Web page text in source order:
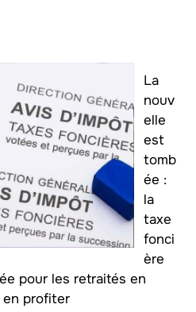
La
nouv
elle
est
tomb
ée :
la
taxe
fonci
ère
pour les retraités en
profiter